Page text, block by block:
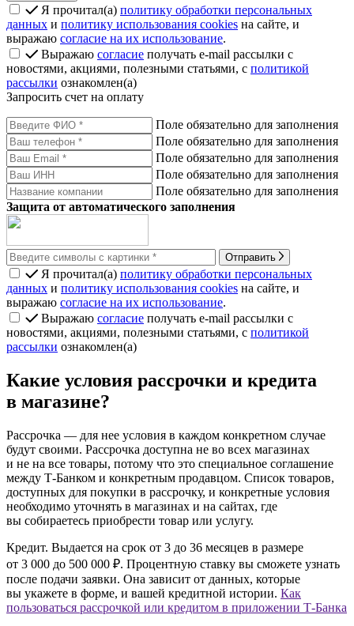
Я прочитал(а) политику обработки персональных
данных и политику использования cookies на сайте, и
выражаю согласие на их использование.
Выражаю согласие получать e-mail рассылки с
новостями, акциями, полезными статьями, с политикой
рассылки ознакомлен(а)
Запросить счет на оплату
Поле обязательно для заполнения
Поле обязательно для заполнения
Поле обязательно для заполнения
Поле обязательно для заполнения
Поле обязательно для заполнения
Защита от автоматического заполнения
Отправить
Я прочитал(а) политику обработки персональных
данных и политику использования cookies на сайте, и
выражаю согласие на их использование.
Выражаю согласие получать e-mail рассылки с
новостями, акциями, полезными статьями, с политикой
рассылки ознакомлен(а)
Какие условия рассрочки и кредита
в магазине?
Рассрочка — для нее условия в каждом конкретном случае
будут своими. Рассрочка доступна не во всех магазинах
и не на все товары, потому что это специальное соглашение
между Т‑Банком и конкретным продавцом. Список товаров,
доступных для покупки в рассрочку, и конкретные условия
необходимо уточнять в магазинах и на сайтах, где
вы собираетесь приобрести товар или услугу.
Кредит. Выдается на срок от 3 до 36 месяцев в размере
от 3 000 до 500 000 ₽. Процентную ставку вы сможете узнать
после подачи заявки. Она зависит от данных, которые
вы укажете в форме, и вашей кредитной истории. Как
пользоваться рассрочкой или кредитом в приложении Т‑Банка